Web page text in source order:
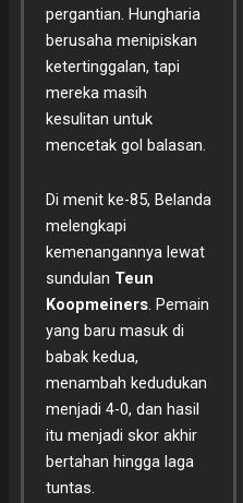
pergantian. Hungharia
berusaha menipiskan
ketertinggalan, tapi
mereka masih
kesulitan untuk
mencetak gol balasan.
Di menit ke-85, Belanda
melengkapi
kemenangannya lewat
sundulan Teun
Koopmeiners. Pemain
yang baru masuk di
babak kedua,
menambah kedudukan
menjadi 4-0, dan hasil
itu menjadi skor akhir
bertahan hingga laga
tuntas.